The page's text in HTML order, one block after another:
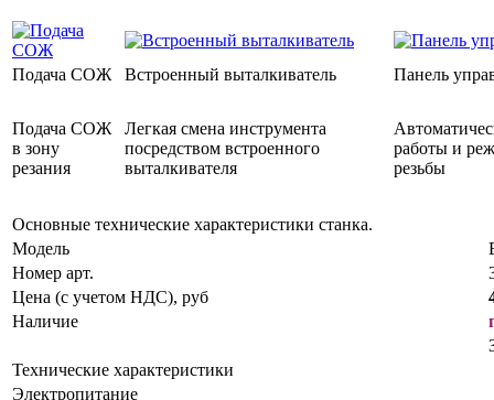
Подача СОЖ Встроенный выталкиватель Панель
Подача СОЖ
в зону
резания
Легкая смена инструмента
посредством встроенного
выталкивателя
работы и
резьбы
Основные технические характеристики станка.
Модель
Номер арт.
Цена (с учетом НДС), руб
Наличие
Технические характеристики
Электропитание